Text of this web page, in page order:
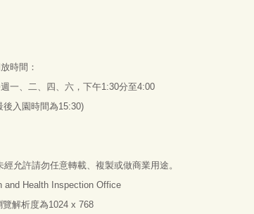
時間：
一、二、四、六，下午1:30分至4:00
後入園時間為15:30)
允許請勿任意轉載、複製或做商業用途。
and Health Inspection Office
解析度為1024 x 768